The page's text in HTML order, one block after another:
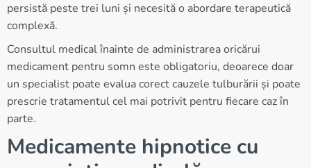
persistă peste trei luni și necesită o abordare terapeutică
complexă.
Consultul medical înainte de administrarea oricărui
medicament pentru somn este obligatoriu, deoarece doar
un specialist poate evalua corect cauzele tulburării și poate
prescrie tratamentul cel mai potrivit pentru fiecare caz în
parte.
Medicamente hipnotice cu